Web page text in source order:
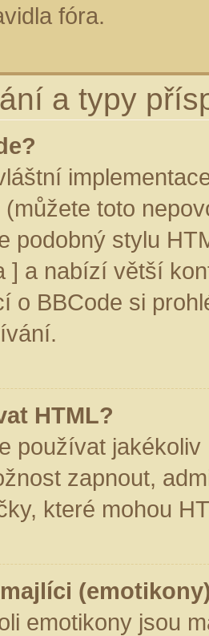
fóra.
a typy
toto
podobný stylu
] a nabízí větší
o BBCode si
HTML?
používat
zapnout,
které mohou
emotikony jsou